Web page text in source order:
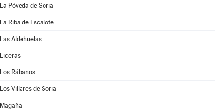
La Póveda de Soria
La Riba de Escalote
Las Aldehuelas
Liceras
Los Rábanos
Los Villares de Soria
Magaña